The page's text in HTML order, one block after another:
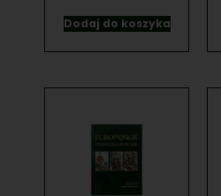
Dodaj do koszyka